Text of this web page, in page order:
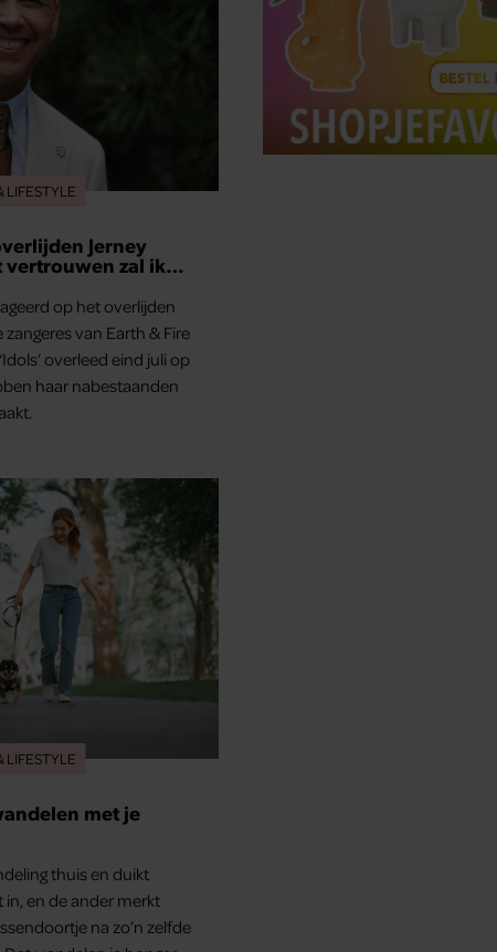
LIFESTYLE
Jerney
vertrouwen zal ik
op het overlijden
van Earth & Fire
overleed eind juli op
haar nabestaanden
LIFESTYLE
met je
thuis en duikt
en de ander merkt
na zo’n zelfde